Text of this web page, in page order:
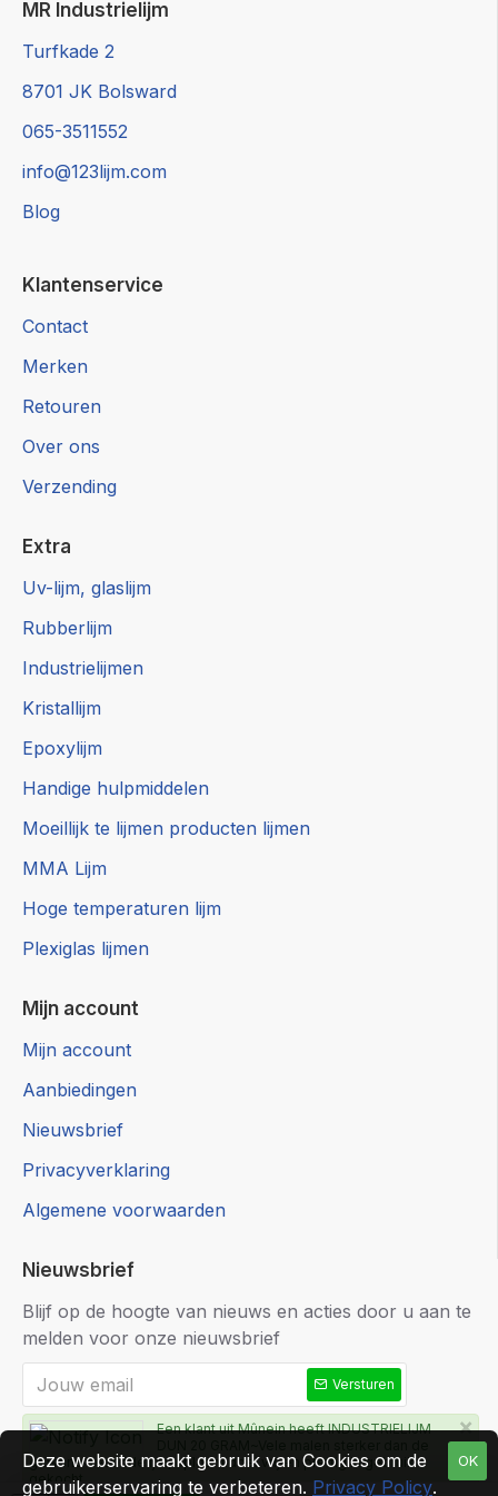
MR Industrielijm
Turfkade 2
8701 JK Bolsward
065-3511552
info@123lijm.com
Blog
Klantenservice
Contact
Merken
Retouren
Over ons
Verzending
Extra
Uv-lijm, glaslijm
Rubberlijm
Industrielijmen
Kristallijm
Epoxylijm
Handige hulpmiddelen
Moeillijk te lijmen producten lijmen
MMA Lijm
Hoge temperaturen lijm
Plexiglas lijmen
Mijn account
Mijn account
Aanbiedingen
Nieuwsbrief
Privacyverklaring
Algemene voorwaarden
Nieuwsbrief
Blijf op de hoogte van nieuws en acties door u aan te
melden voor onze nieuwsbrief
Versturen
OK
Deze website maakt gebruik van Cookies om de
gebruikerservaring te verbeteren. Privacy Policy.
×
Een klant uit Mûnein heeft INDUSTRIELIJM
gewone secondelijm, oplosmiddel vrij en prettig in gebruik.
gekocht